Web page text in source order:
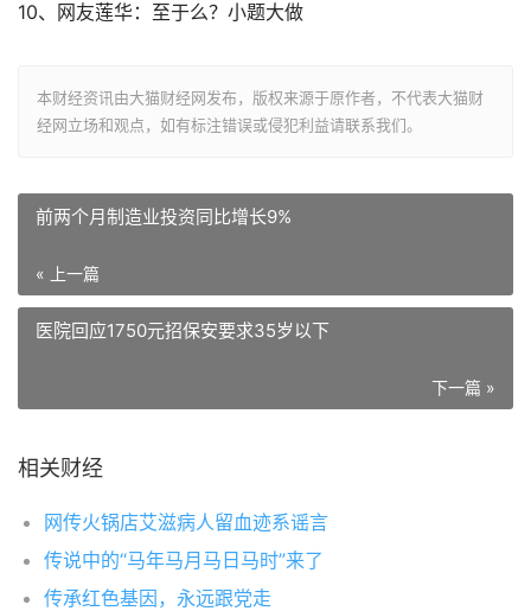
10、网友莲华：至于么？小题大做
本财经资讯由大猫财经网发布，版权来源于原作者，不代表大猫财
经网立场和观点，如有标注错误或侵犯利益请联系我们。
前两个月制造业投资同比增长9%
« 上一篇
医院回应1750元招保安要求35岁以下
下一篇 »
相关财经
网传火锅店艾滋病人留血迹系谣言
传说中的“马年马月马日马时”来了
传承红色基因，永远跟党走